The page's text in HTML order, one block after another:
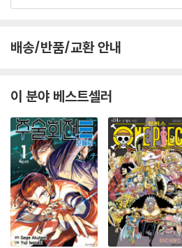
배송/반품/교환 안내
이 분야 베스트셀러